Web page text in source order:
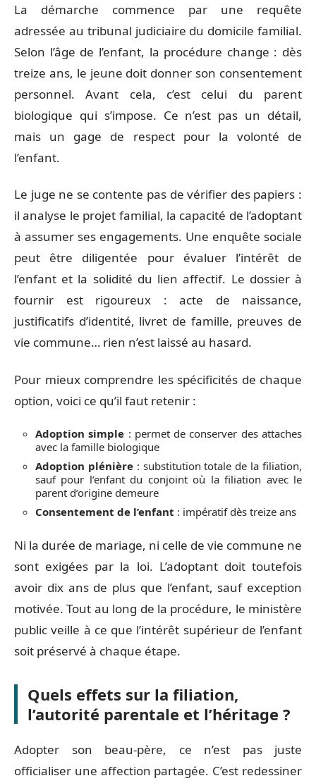
La démarche commence par une requête
adressée au tribunal judiciaire du domicile familial.
Selon l’âge de l’enfant, la procédure change : dès
treize ans, le jeune doit donner son consentement
personnel. Avant cela, c’est celui du parent
biologique qui s’impose. Ce n’est pas un détail,
mais un gage de respect pour la volonté de
l’enfant.
Le juge ne se contente pas de vérifier des papiers :
il analyse le projet familial, la capacité de l’adoptant
à assumer ses engagements. Une enquête sociale
peut être diligentée pour évaluer l’intérêt de
l’enfant et la solidité du lien affectif. Le dossier à
fournir est rigoureux : acte de naissance,
justificatifs d’identité, livret de famille, preuves de
vie commune… rien n’est laissé au hasard.
Pour mieux comprendre les spécificités de chaque
option, voici ce qu’il faut retenir :
Adoption simple : permet de conserver des attaches
avec la famille biologique
Adoption plénière: substitution totale de la filiation,
sauf pour l’enfant du conjoint où la filiation avec le
parent d’origine demeure
Consentement de l’enfant : impératif dès treize ans
Ni la durée de mariage, ni celle de vie commune ne
sont exigées par la loi. L’adoptant doit toutefois
avoir dix ans de plus que l’enfant, sauf exception
motivée. Tout au long de la procédure, le ministère
public veille à ce que l’intérêt supérieur de l’enfant
soit préservé à chaque étape.
Quels effets sur la filiation,
l’autorité parentale et l’héritage ?
Adopter son beau-père, ce n’est pas juste
officialiser une affection partagée. C’est redessiner